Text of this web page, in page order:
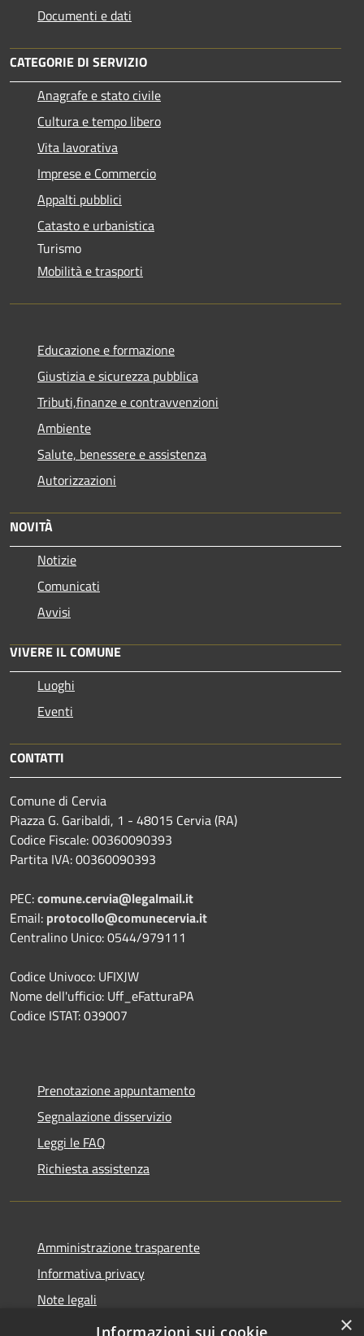
Documenti e dati
CATEGORIE DI SERVIZIO
Anagrafe e stato civile
Cultura e tempo libero
Vita lavorativa
Imprese e Commercio
Appalti pubblici
Catasto e urbanistica
Turismo
Mobilità e trasporti
Educazione e formazione
Giustizia e sicurezza pubblica
Tributi,finanze e contravvenzioni
Ambiente
Salute, benessere e assistenza
Autorizzazioni
NOVITÀ
Notizie
Comunicati
Avvisi
VIVERE IL COMUNE
Luoghi
Eventi
CONTATTI
Comune di Cervia
Piazza G. Garibaldi, 1 - 48015 Cervia (RA)
Codice Fiscale: 00360090393
Partita IVA: 00360090393
PEC:comune.cervia@legalmail.it
Email: protocollo@comunecervia.it
Centralino Unico: 0544/979111
Codice Univoco: UFIXJW
Nome dell'ufficio: Uff_eFatturaPA
Codice ISTAT: 039007
Prenotazione appuntamento
Segnalazione disservizio
Leggi le FAQ
Richiesta assistenza
Amministrazione trasparente
Informativa privacy
Note legali
Dichiarazione di accessibilità
×
Informazioni sui cookie